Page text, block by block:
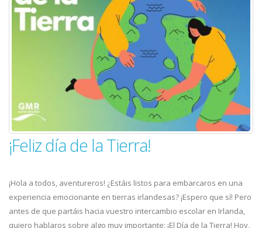
¡Feliz día de la Tierra!
¡Hola a todos, aventureros! ¿Estáis listos para embarcaros en una
experiencia emocionante en tierras irlandesas? ¡Espero que sí! Pero
antes de que partáis hacia vuestro intercambio escolar en Irlanda,
quiero hablaros sobre algo muy importante: ¡El Día de la Tierra! Hoy,